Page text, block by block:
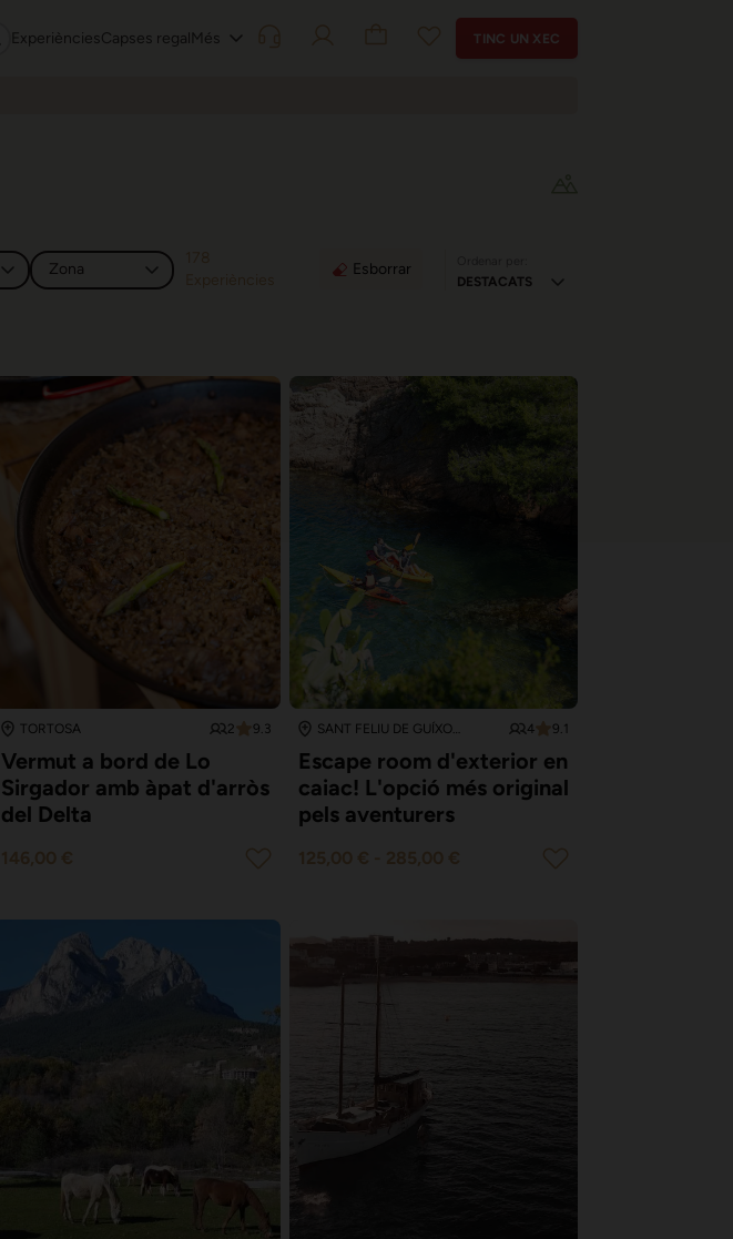
ExperiènciesCapses regalMés TINC UN XEC
Esborrar
TORTOSA 2 9.3
Vermut a bord de Lo
Sirgador amb àpat d'arròs
del Delta
SANT FELIU DE GUÍXOLS 4 9.1
Escape room d'exterior en
caiac! L'opció més original
pels aventurers